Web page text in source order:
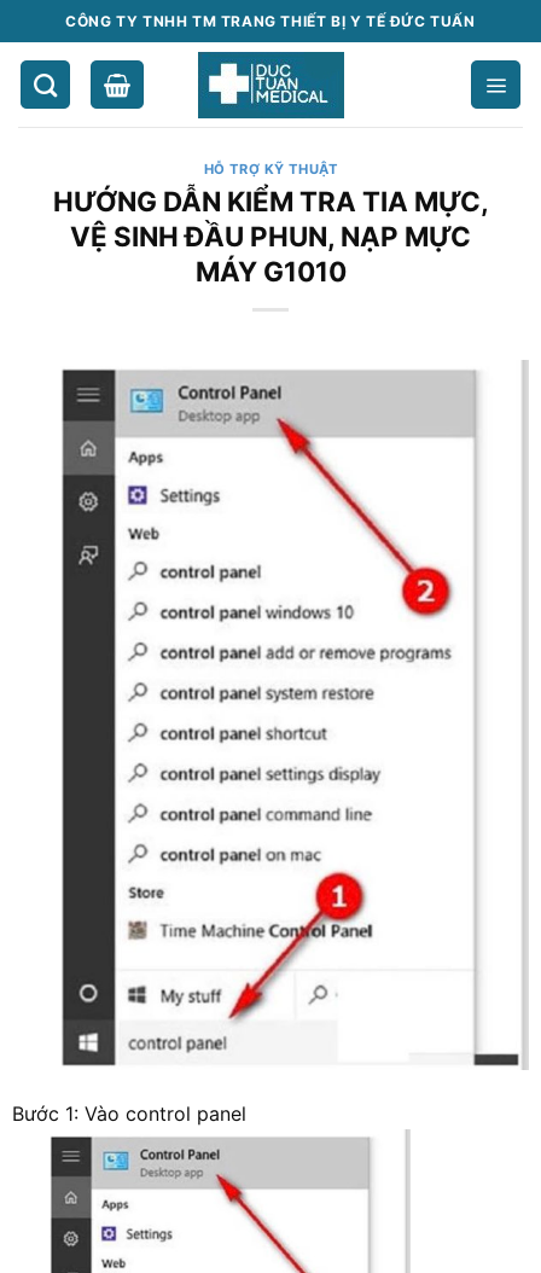
Chuyển
đến
dung
CÔNG TY TNHH TM TRANG THIẾT BỊ Y TẾ ĐỨC TUẤN
HỖ TRỢ KỸ THUẬT
HƯỚNG DẪN KIỂM TRA TIA MỰC,
VỆ SINH ĐẦU PHUN, NẠP MỰC
MÁY G1010
Bước 1: Vào control panel